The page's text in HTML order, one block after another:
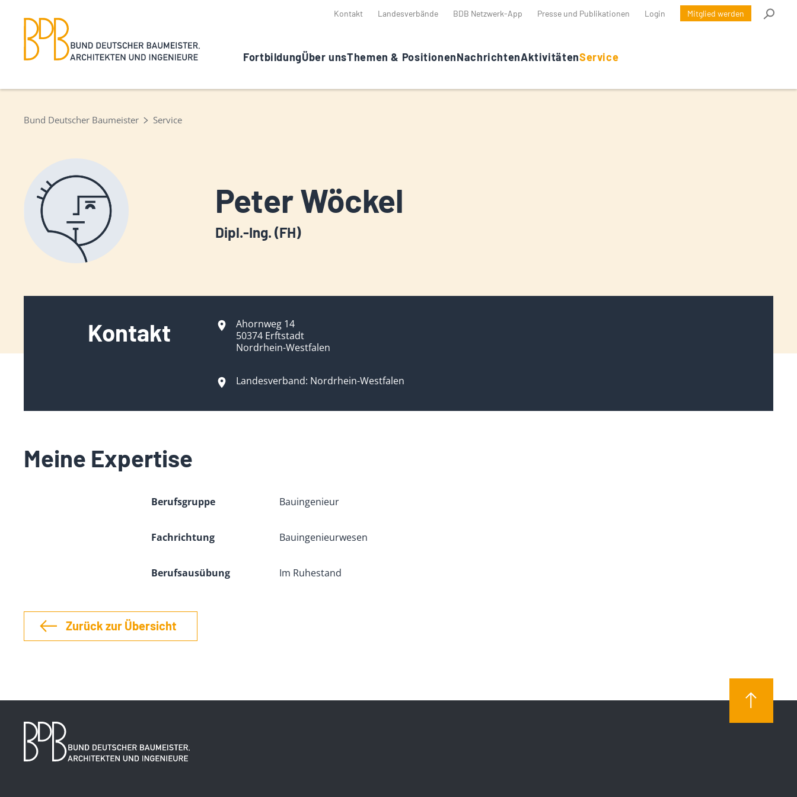
Kontakt Landesverbände BDB Netzwerk-App Presse und Publikationen Login Mitglied werden
FortbildungÜber unsThemen & PositionenNachrichtenAktivitätenService
Bund Deutscher Baumeister Service
Peter Wöckel
Dipl.-Ing. (FH)
Kontakt
Ahornweg 14
50374 Erftstadt
Nordrhein-Westfalen
Landesverband: Nordrhein-Westfalen
Meine Expertise
Berufsgruppe Bauingenieur
Fachrichtung Bauingenieurwesen
Berufsausübung Im Ruhestand
Zurück zur Übersicht